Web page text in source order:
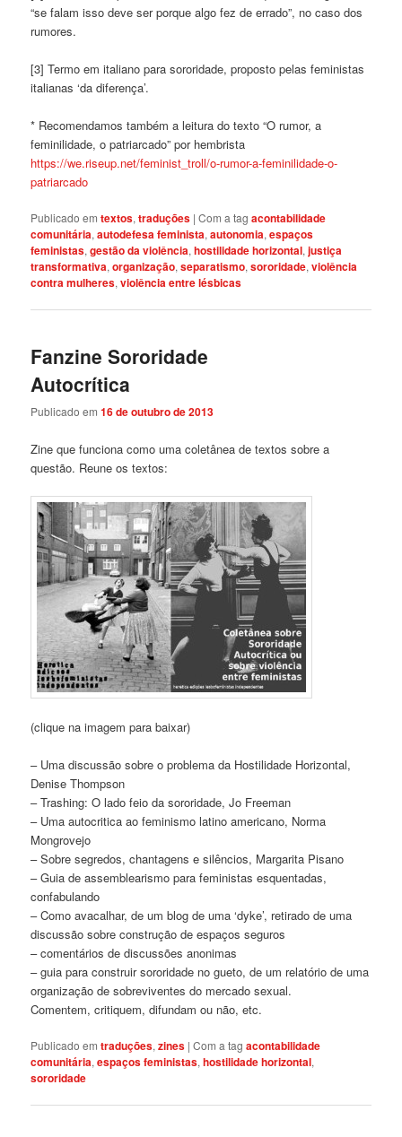
“se falam isso deve ser porque algo fez de errado”, no caso dos
rumores.
[3] Termo em italiano para sororidade, proposto pelas feministas
italianas ‘da diferença’.
* Recomendamos também a leitura do texto “O rumor, a
feminilidade, o patriarcado” por hembrista
https://we.riseup.net/feminist_troll/o-rumor-a-feminilidade-o-
patriarcado
Publicado em textos,traduções |Com a tagacontabilidade
comunitária,autodefesa feminista,autonomia,espaços
feministas,gestão da violência,hostilidade horizontal,justiça
transformativa,organização,separatismo,sororidade,violência
contra mulheres,violência entre lésbicas
Fanzine Sororidade
Autocrítica
Publicado em16 de outubro de 2013
Zine que funciona como uma coletânea de textos sobre a
questão. Reune os textos:
(clique na imagem para baixar)
– Uma discussão sobre o problema da Hostilidade Horizontal,
Denise Thompson
– Trashing: O lado feio da sororidade, Jo Freeman
– Uma autocritica ao feminismo latino americano, Norma
Mongrovejo
– Sobre segredos, chantagens e silêncios, Margarita Pisano
– Guia de assemblearismo para feministas esquentadas,
confabulando
– Como avacalhar, de um blog de uma ‘dyke’, retirado de uma
discussão sobre construção de espaços seguros
– comentários de discussões anonimas
– guia para construir sororidade no gueto, de um relatório de uma
organização de sobreviventes do mercado sexual.
Comentem, critiquem, difundam ou não, etc.
Publicado em traduções,zines |Com a tagacontabilidade
comunitária,espaços feministas,hostilidade horizontal,
sororidade